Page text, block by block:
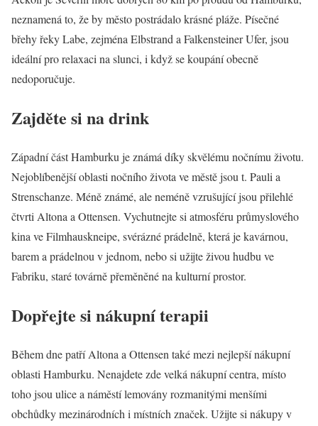
neznamená to, že by město postrádalo krásné pláže. Písečné
břehy řeky Labe, zejména Elbstrand a Falkensteiner Ufer, jsou
ideální pro relaxaci na slunci, i když se koupání obecně
nedoporučuje.
Zajděte si na drink
Západní část Hamburku je známá díky skvělému nočnímu životu.
Nejoblíbenější oblasti nočního života ve městě jsou t. Pauli a
Strenschanze. Méně známé, ale neméně vzrušující jsou přilehlé
čtvrti Altona a Ottensen. Vychutnejte si atmosféru průmyslového
kina ve Filmhauskneipe, svérázné prádelně, která je kavárnou,
barem a prádelnou v jednom, nebo si užijte živou hudbu ve
Fabriku, staré továrně přeměněné na kulturní prostor.
Dopřejte si nákupní terapii
Během dne patří Altona a Ottensen také mezi nejlepší nákupní
oblasti Hamburku. Nenajdete zde velká nákupní centra, místo
toho jsou ulice a náměstí lemovány rozmanitými menšími
obchůdky mezinárodních i místních značek. Užijte si nákupy v